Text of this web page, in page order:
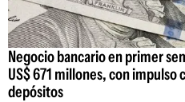
Negocio bancario en primer
US$ 671 millones, con impulso
depósitos